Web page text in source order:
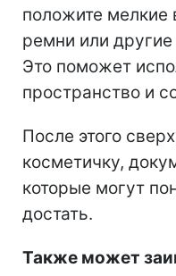
положите мелкие
ремни или
Это поможет
пространство и
После этого
косметичку,
которые могут
достать.
Также может